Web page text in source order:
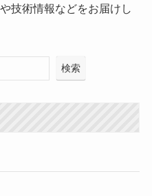
技術情報などをお届けし
検索